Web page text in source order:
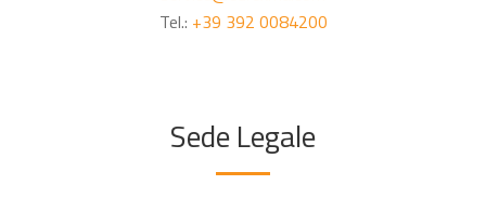
Tel.: +39 392 0084200
Sede Legale